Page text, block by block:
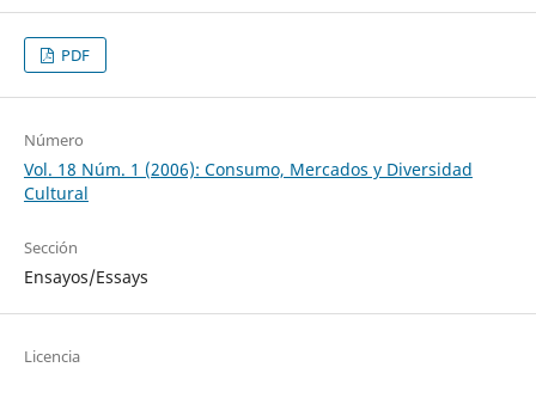
PDF
Número
Vol. 18 Núm. 1 (2006): Consumo, Mercados y Diversidad
Cultural
Sección
Ensayos/Essays
Licencia